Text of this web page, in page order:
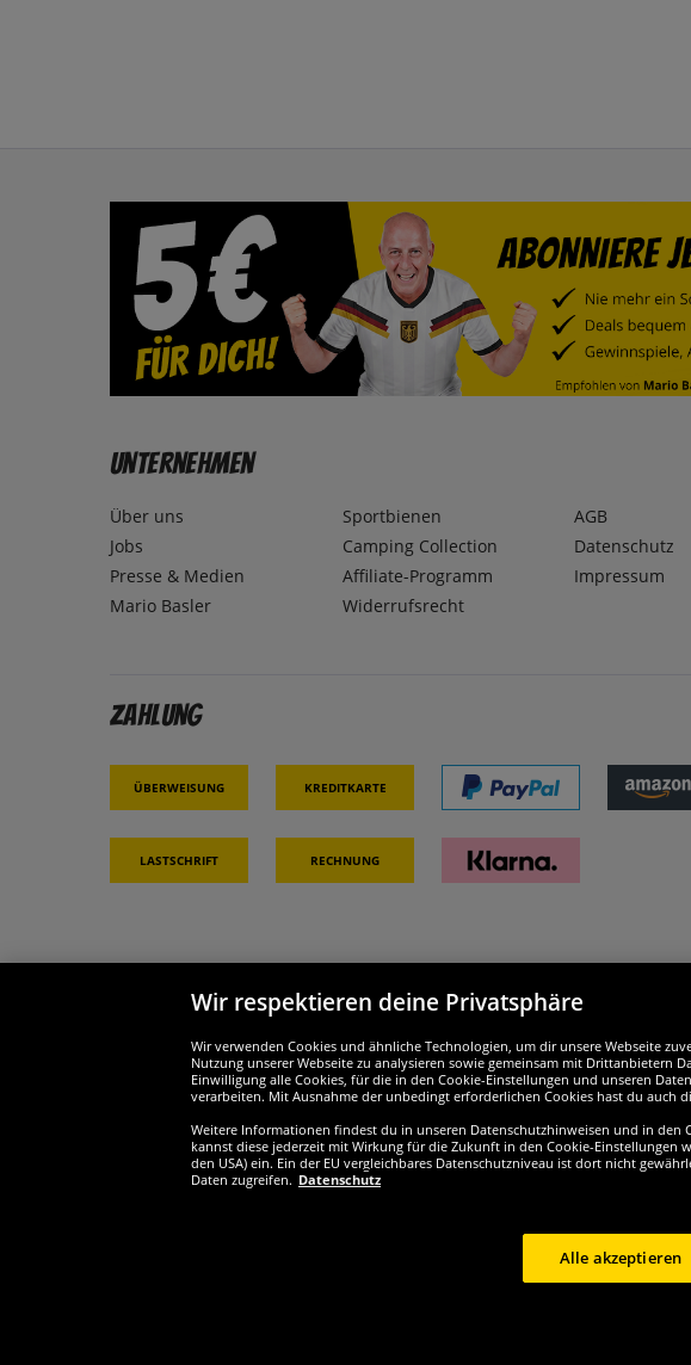
Unternehmen
Über uns
Jobs
Presse & Medien
Mario Basler
Sportbienen
Camping Collection
Affiliate-Programm
Widerrufsrecht
AGB
Datenschutz
Impressum
Zahlung
Überweisung Kreditkarte
Lastschrift Rechnung
Partner & Sicherheit
Widerruf
Wir sind
Wir respektieren deine Privatsphäre
Wir verwenden Cookies und ähnliche Technologien, um dir unsere Webseite
Nutzung unserer Webseite zu analysieren sowie gemeinsam mit Drittanbietern
Einwilligung alle Cookies, für die in den Cookie-Einstellungen und unseren
verarbeiten. Mit Ausnahme der unbedingt erforderlichen Cookies hast du auch
Weitere Informationen findest du in unseren Datenschutzhinweisen und in
kannst diese jederzeit mit Wirkung für die Zukunft in den Cookie-Einstellungen
den USA) ein. Ein der EU vergleichbares Datenschutzniveau ist dort nicht
Daten zugreifen. Datenschutz
Alle akzeptieren